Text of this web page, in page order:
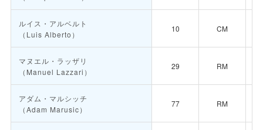
ルイス・アルベルト
（Luis Alberto）
10 CM
マヌエル・ラッザリ
（Manuel Lazzari）
29 RM
アダム・マルシッチ
（Adam Marusic）
77 RM